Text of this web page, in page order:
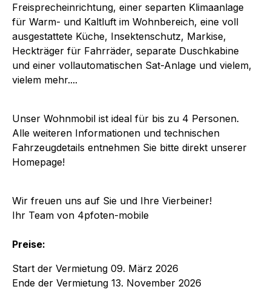
Freisprecheinrichtung, einer separten Klimaanlage
für Warm- und Kaltluft im Wohnbereich, eine voll
ausgestattete Küche, Insektenschutz, Markise,
Heckträger für Fahrräder, separate Duschkabine
und einer vollautomatischen Sat-Anlage und vielem,
vielem mehr....
Unser Wohnmobil ist ideal für bis zu 4 Personen.
Alle weiteren Informationen und technischen
Fahrzeugdetails entnehmen Sie bitte direkt unserer
Homepage!
Wir freuen uns auf Sie und Ihre Vierbeiner!
Ihr Team von 4pfoten-mobile
Preise:
Start der Vermietung 09. März 2026
Ende der Vermietung 13. November 2026